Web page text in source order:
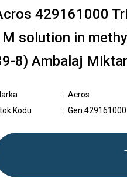
429161000
solution in
8) Ambalaj
Acros
Kodu
Gen.429161000